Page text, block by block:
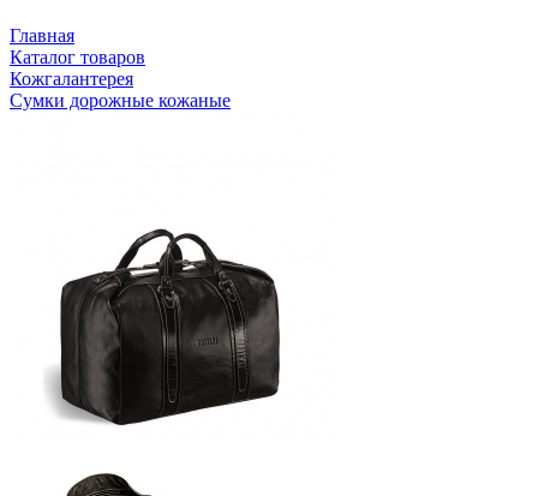
Главная
Каталог товаров
Кожгалантерея
Сумки дорожные кожаные